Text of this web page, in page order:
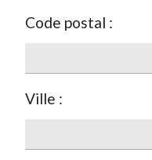
Code postal :
Ville :